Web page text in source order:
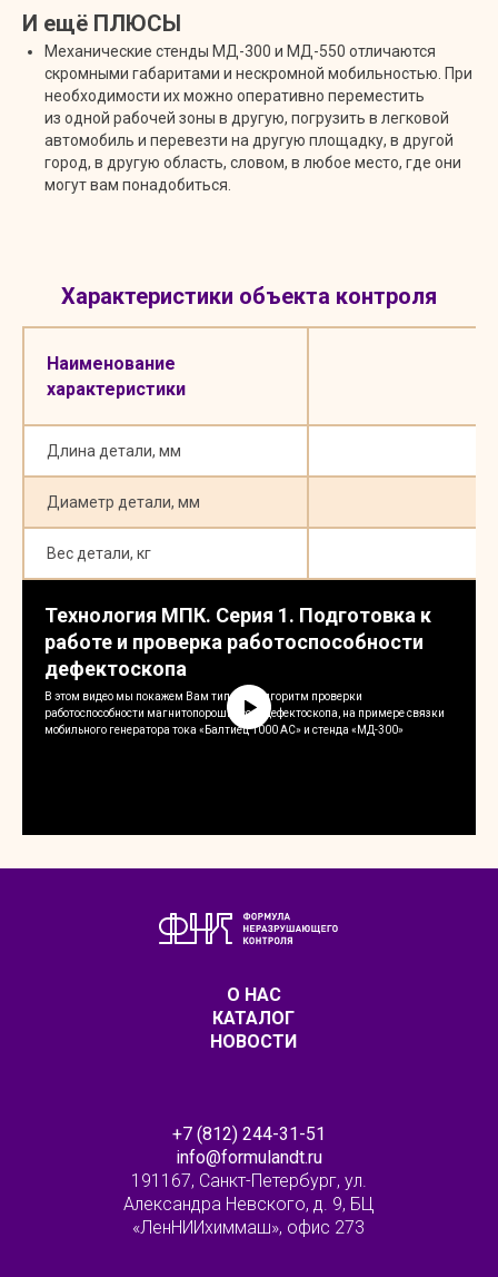
И ещё ПЛЮСЫ
Механические стенды МД-300 и МД-550 отличаются
скромными габаритами и нескромной мобильностью. При
необходимости их можно оперативно переместить
из одной рабочей зоны в другую, погрузить в легковой
автомобиль и перевезти на другую площадку, в другой
город, в другую область, словом, в любое место, где они
могут вам понадобиться.
Характеристики объекта контроля
Наименование
характеристики
Длина детали, мм
Диаметр детали, мм
Вес детали, кг
Технология МПК. Серия 1. Подготовка к
работе и проверка работоспособности
дефектоскопа
В этом видео мы покажем Вам типовой алгоритм проверки
работоспособности магнитопорошкового дефектоскопа, на примере связки
мобильного генератора тока «Балтиец 1000 AC» и стенда «МД-300»
О НАС
КАТАЛОГ
НОВОСТИ
+7 (812) 244-31-51
info@formulandt.ru
191167, Санкт-Петербург, ул.
Александра Невского, д. 9, БЦ
«ЛенНИИхиммаш», офис 273